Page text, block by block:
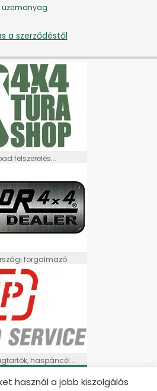
üzemanyag
a szerződéstől
felszerelés...
forgalmazó.
haspáncél...
használ a jobb kiszolgálás